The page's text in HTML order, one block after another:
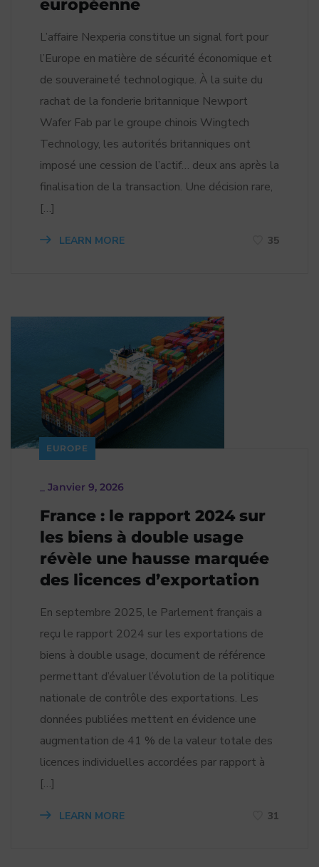
européenne
L’affaire Nexperia constitue un signal fort pour
l’Europe en matière de sécurité économique et
de souveraineté technologique. À la suite du
rachat de la fonderie britannique Newport
Wafer Fab par le groupe chinois Wingtech
Technology, les autorités britanniques ont
imposé une cession de l’actif… deux ans après la
finalisation de la transaction. Une décision rare,
[…]
LEARN MORE 35
EUROPE
Janvier 9, 2026
France : le rapport 2024 sur
les biens à double usage
révèle une hausse marquée
des licences d’exportation
En septembre 2025, le Parlement français a
reçu le rapport 2024 sur les exportations de
biens à double usage, document de référence
permettant d’évaluer l’évolution de la politique
nationale de contrôle des exportations. Les
données publiées mettent en évidence une
augmentation de 41 % de la valeur totale des
licences individuelles accordées par rapport à
[…]
LEARN MORE 31